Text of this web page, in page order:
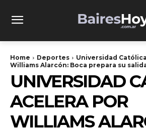
Home Deportes
Universidad
Williams Alarcón: Boca prepara su
UNIVERSIDAD
ACELERA POR
WILLIAMS